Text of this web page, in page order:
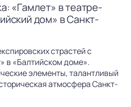
«Гамлет» в театре-
дом» в Санкт-
страстей с
в «Балтийском доме».
элементы, талантливый
атмосфера Санкт-